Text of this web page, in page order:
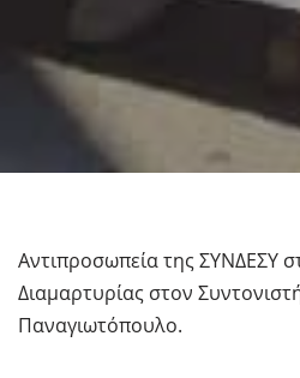
Αντιπροσωπεία της ΣΥΝΔΕΣΥ
Διαμαρτυρίας στον
Παναγιωτόπουλο.